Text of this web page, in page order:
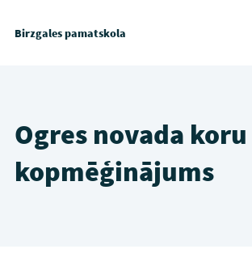
Birzgales pamatskola
Ogres novada koru
kopmēģinājums